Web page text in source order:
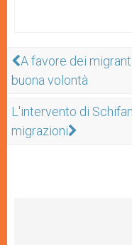
A favore dei
buona volontà
L'intervento di
migrazioni